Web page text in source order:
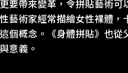
要帶來變革，令拼貼藝術
藝術家經常描繪女性裸體
個概念。《身體拼貼》也
意義。